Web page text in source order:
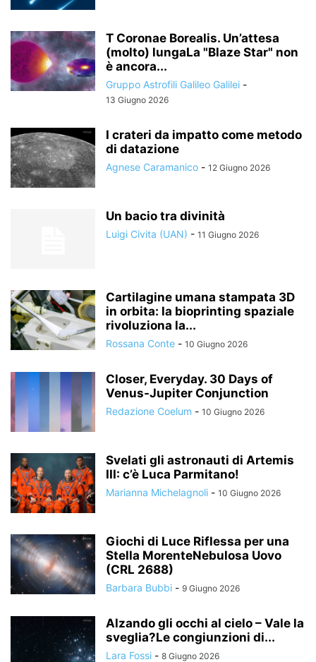
T Coronae Borealis. Un’attesa
(molto) lungaLa "Blaze Star" non
è ancora...
Gruppo Astrofili Galileo Galilei -
13 Giugno 2026
I crateri da impatto come metodo
di datazione
Agnese Caramanico - 12 Giugno 2026
Un bacio tra divinità
Luigi Civita (UAN) - 11 Giugno 2026
Cartilagine umana stampata 3D
in orbita: la bioprinting spaziale
rivoluziona la...
Rossana Conte - 10 Giugno 2026
Closer, Everyday. 30 Days of
Venus-Jupiter Conjunction
Redazione Coelum - 10 Giugno 2026
Svelati gli astronauti di Artemis
III: c’è Luca Parmitano!
Marianna Michelagnoli - 10 Giugno 2026
Giochi di Luce Riflessa per una
Stella MorenteNebulosa Uovo
(CRL 2688)
Barbara Bubbi - 9 Giugno 2026
Alzando gli occhi al cielo – Vale la
sveglia?Le congiunzioni di...
Lara Fossi - 8 Giugno 2026